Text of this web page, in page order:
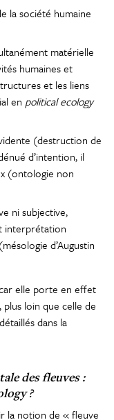
la société humaine
matérielle
humaines et
et les liens
en political ecology
(destruction de
d’intention, il
(ontologie non
ni subjective,
interprétation
d’Augustin
elle porte en effet
loin que celle de
dans la
des fleuves :
?
la notion de « fleuve